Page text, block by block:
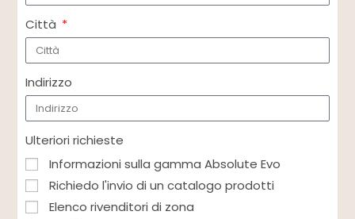
Città
Indirizzo
Ulteriori richieste
Informazioni sulla gamma Absolute Evo
Richiedo l'invio di un catalogo prodotti
Elenco rivenditori di zona